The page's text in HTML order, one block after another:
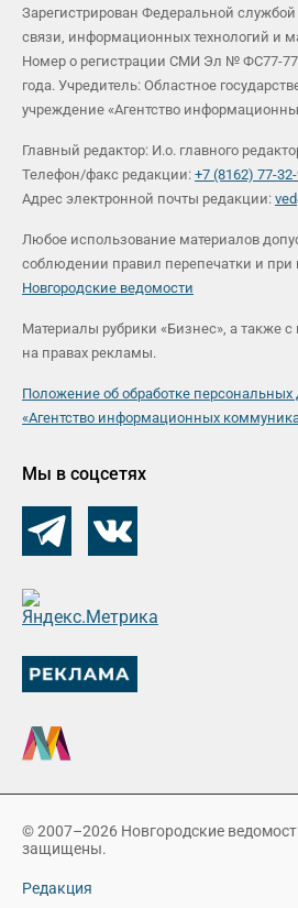
Зарегистрирован Федеральной
связи, информационных технологий и
Номер о регистрации СМИ Эл № ФС77-
года. Учредитель: Областное
учреждение «Агентство
Главный редактор: И.о. главного
Телефон/факс редакции: +7 (8162) 77-
Адрес электронной почты редакции:
Любое использование материалов
соблюдении правил перепечатки и
Новгородские ведомости
Материалы рубрики «Бизнес», а также
на правах рекламы.
Положение об обработке
«Агентство информационных
Мы в соцсетях
© 2007–2026 Новгородские
защищены.
Редакция